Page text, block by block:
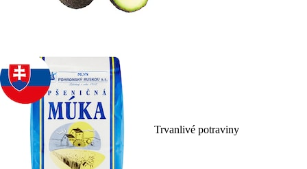
Trvanlivé potraviny